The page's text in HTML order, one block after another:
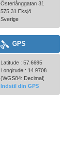
Österlånggatan 31
575 31 Eksjö
Sverige
GPS
Latitude : 57.6695
Longitude : 14.9708
(WGS84: Decimal)
Indstil din GPS